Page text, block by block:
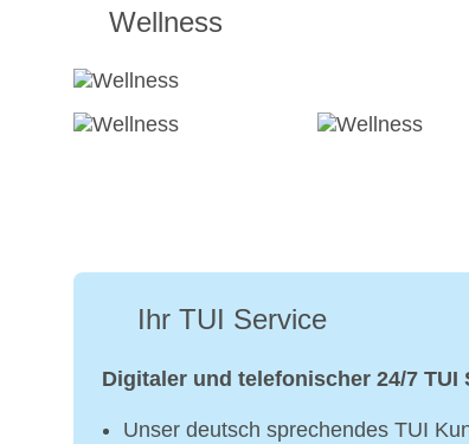
Wellness
Ihr TUI Service
Digitaler und telefonischer 24/7 TUI
Unser deutsch sprechendes TUI